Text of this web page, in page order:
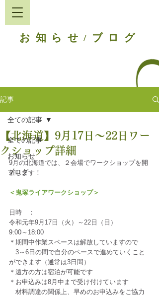
お知らせ / ブログ
記事
全ての記事
お知らせ
ブログ
全ての記事
【北海道】9月17日〜22日ワー
クショップ詳細
9月の北海道では、２会場でワークショップを開
催します！
＜鬼塚ライアワークショップ＞
日時　：
令和元年9月17日（火）～22日（日）
9:00～18:00
＊期間中作業スペースは解放していますので
3～6日の間で自分のペースで進めていくこと
ができます（通常は3日間）
＊遠方の方は宿泊が可能です
＊お申込みは8月中まで受け付けています
材料調達の関係上、早めのお申込みをご協力